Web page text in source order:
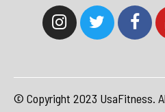
© Copyright 2023 UsaFitness.